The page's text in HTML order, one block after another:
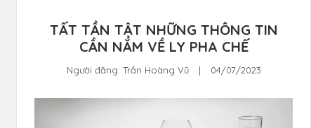
TẤT TẦN TẬT NHỮNG THÔNG TIN
CẦN NẮM VỀ LY PHA CHẾ
Người đăng: Trần Hoàng Vũ | 04/07/2023